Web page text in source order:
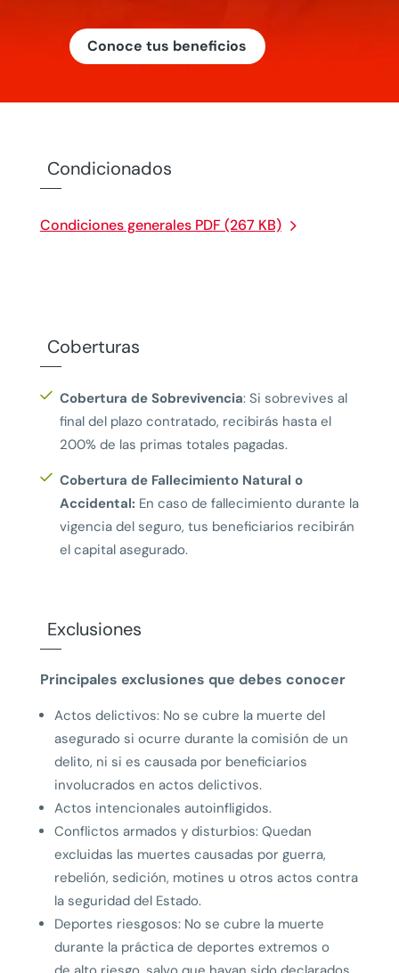
Conoce tus beneficios
Condicionados
Condiciones generales PDF (267 KB)
Coberturas
Cobertura de Sobrevivencia: Si sobrevives al
final del plazo contratado, recibirás hasta el
200% de las primas totales pagadas.
Cobertura de Fallecimiento Natural o
Accidental: En caso de fallecimiento durante la
vigencia del seguro, tus beneficiarios recibirán
el capital asegurado.
Exclusiones
Principales exclusiones que debes conocer
Actos delictivos: No se cubre la muerte del
asegurado si ocurre durante la comisión de un
delito, ni si es causada por beneficiarios
involucrados en actos delictivos.
Actos intencionales autoinfligidos.
Conflictos armados y disturbios: Quedan
excluidas las muertes causadas por guerra,
rebelión, sedición, motines u otros actos contra
la seguridad del Estado.
Deportes riesgosos: No se cubre la muerte
durante la práctica de deportes extremos o